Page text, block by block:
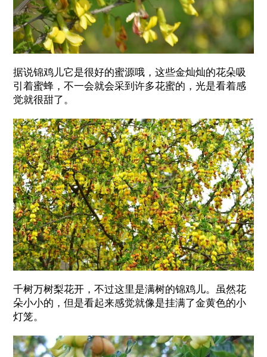
据说锦鸡儿它是很好的蜜源哦，这些金灿灿的花朵吸
引着蜜蜂，不一会就会采到许多花蜜的，光是看着感
觉就很甜了。
千树万树梨花开，不过这里是满树的锦鸡儿。虽然花
朵小小的，但是看起来感觉就像是挂满了金黄色的小
灯笼。